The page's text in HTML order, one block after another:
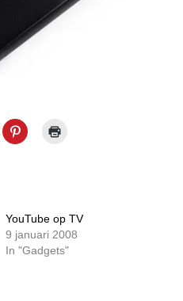
YouTube op TV
9 januari 2008
In "Gadgets"